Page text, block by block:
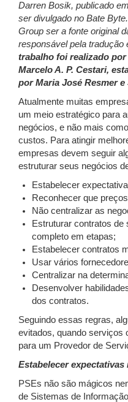
Darren Bosik, publicado
ser divulgado no Bate
Group ser a fonte original
responsável pela tradução
trabalho foi realizado
Marcelo A. P. Cestari,
por Maria José Resmer
Atualmente muitas
um meio estratégico para
negócios, e não mais
custos. Para atingir
empresas devem seguir
estruturar seus negócios
Estabelecer
Reconhecer que
Não centralizar as
Estruturar contratos
completo em etapas;
Estabelecer contratos
Usar vários
Centralizar na
Desenvolver
dos contratos.
Seguindo essas regras,
evitados, quando serviços
para um Provedor de
Estabelecer expectativas
PSEs não são mágicos
de Sistemas de